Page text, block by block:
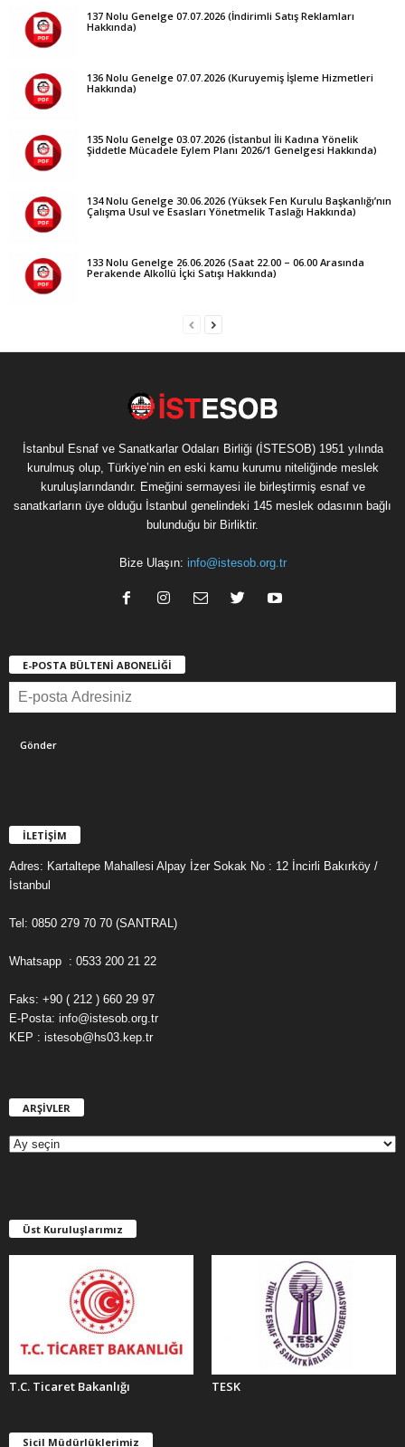
137 Nolu Genelge 07.07.2026 (İndirimli Satış Reklamları
Hakkında)
136 Nolu Genelge 07.07.2026 (Kuruyemiş İşleme Hizmetleri
Hakkında)
135 Nolu Genelge 03.07.2026 (İstanbul İli Kadına Yönelik
Şiddetle Mücadele Eylem Planı 2026/1 Genelgesi Hakkında)
134 Nolu Genelge 30.06.2026 (Yüksek Fen Kurulu Başkanlığı’nın
Çalışma Usul ve Esasları Yönetmelik Taslağı Hakkında)
133 Nolu Genelge 26.06.2026 (Saat 22.00 – 06.00 Arasında
Perakende Alkollü İçki Satışı Hakkında)
İstanbul Esnaf ve Sanatkarlar Odaları Birliği (İSTESOB) 1951 yılında
kurulmuş olup, Türkiye’nin en eski kamu kurumu niteliğinde meslek
kuruluşlarındandır. Emeğini sermayesi ile birleştirmiş esnaf ve
sanatkarların üye olduğu İstanbul genelindeki 145 meslek odasının bağlı
bulunduğu bir Birliktir.
Bize Ulaşın: info@istesob.org.tr
E-POSTA BÜLTENİ ABONELİĞİ
İLETİŞİM
Adres: Kartaltepe Mahallesi Alpay İzer Sokak No : 12 İncirli Bakırköy /
İstanbul
Tel: 0850 279 70 70 (SANTRAL)
Whatsapp : 0533 200 21 22
Faks: +90 ( 212 ) 660 29 97
E-Posta: info@istesob.org.tr
KEP : istesob@hs03.kep.tr
ARŞİVLER
E
R
Üst Kuruluşlarımız
T.C. Ticaret Bakanlığı TESK
Sicil Müdürlüklerimiz